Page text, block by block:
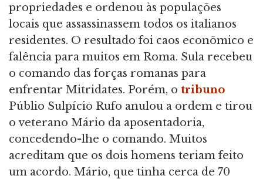
propriedades e ordenou às populações
locais que assassinassem todos os italianos
residentes. O resultado foi caos econômico e
falência para muitos em Roma. Sula recebeu
o comando das forças romanas para
enfrentar Mitridates. Porém, o tribuno
Públio Sulpício Rufo anulou a ordem e tirou
o veterano Mário da aposentadoria,
concedendo-lhe o comando. Muitos
acreditam que os dois homens teriam feito
um acordo. Mário, que tinha cerca de 70